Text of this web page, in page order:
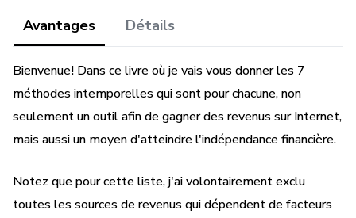
réussite ne dépendra que de votre degré d'investissement.
J'ai évalué ces moyens selon leur potentiel, leur rapidité
d'exécution et de rentabilité, leur difficulté d'exécution,
leur niveau de connaissance requis et le temps nécessaire
à leur consacrer au quotidien.
Avantages Détails
Bienvenue! Dans ce livre où je vais vous donner les 7
méthodes intemporelles qui sont pour chacune, non
seulement un outil afin de gagner des revenus sur Internet,
mais aussi un moyen d'atteindre l'indépendance financière.
Notez que pour cette liste, j'ai volontairement exclu
toutes les sources de revenus qui dépendent de facteurs